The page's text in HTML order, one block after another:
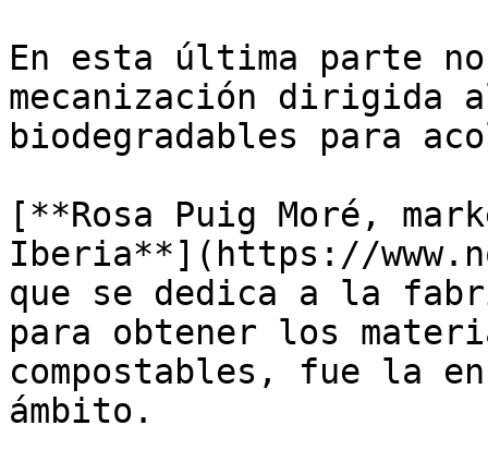
En esta última parte
mecanización dirigida
biodegradables para
[**Rosa Puig Moré,
Iberia**](https://
que se dedica a la
para obtener los
compostables, fue la
ámbito.